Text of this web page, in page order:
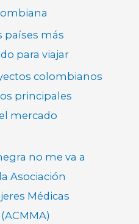
países más
para viajar
colombianos
principales
mercado
no me va a
Asociación
Médicas